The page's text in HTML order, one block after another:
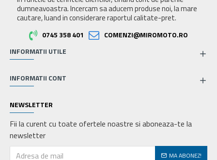
dumneavoastra. Incercam sa aducem produse noi, la mare
cautare, luand in considerare raportul calitate-pret.
0745 358 401
COMENZI@MIROMOTO.RO
INFORMATII UTILE
INFORMATII CONT
NEWSLETTER
Fii la curent cu toate ofertele noastre si aboneaza-te la
newsletter
MA ABONEZ!